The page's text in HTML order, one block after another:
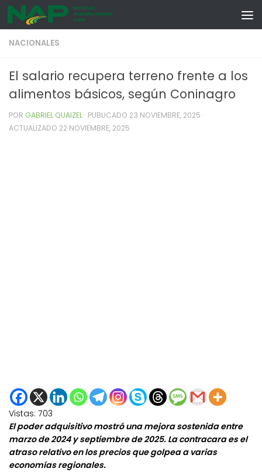
Skip to content
NACIONALES
El salario recupera terreno frente a los
alimentos básicos, según Coninagro
POR GABRIEL QUAIZEL · PUBLICADO 23 NOVIEMBRE, 2025 ·
ACTUALIZADO 22 NOVIEMBRE, 2025
Vistas: 703
El poder adquisitivo mostró una mejora sostenida entre
marzo de 2024 y septiembre de 2025. La contracara es el
atraso relativo en los precios que golpea a varias
economías regionales.